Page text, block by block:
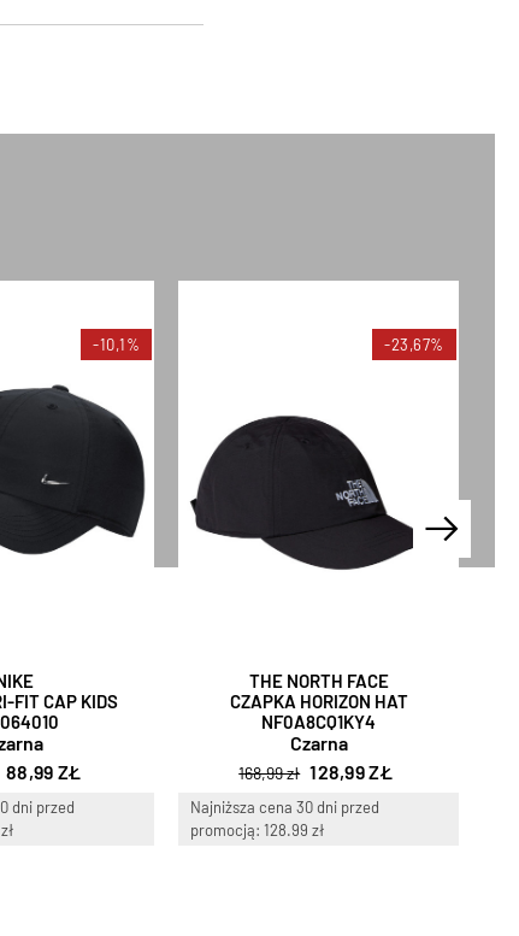
-10,1%
FIT CAP KIDS
88,99 ZŁ
dni przed
-23,67%
THE NORTH FACE
CZAPKA HORIZON HAT
NF0A8CQ1KY4
Czarna
168,99 zł 128,99 ZŁ
Najniższa cena 30 dni przed
promocją: 128.99 zł